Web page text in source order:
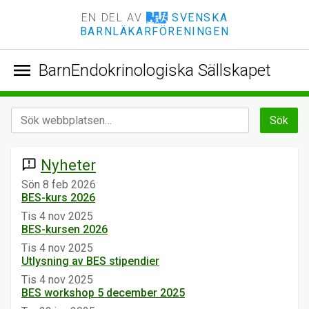
EN DEL AV
SVENSKA
BARNLÄKARFÖRENINGEN
BarnEndokrinologiska Sällskapet
menu
announcement Nyheter
Sön 8 feb 2026
BES-kurs 2026
Tis 4 nov 2025
BES-kursen 2026
Tis 4 nov 2025
Utlysning av BES stipendier
Tis 4 nov 2025
BES workshop 5 december 2025